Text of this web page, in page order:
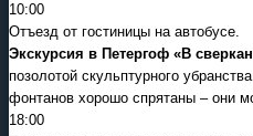
10:00
Отъезд от гостиницы на автобусе.
Экскурсия в Петергоф «В
позолотой скульптурного
фонтанов хорошо спрятаны – они
18:00